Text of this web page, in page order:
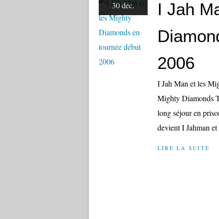
30 déc.
I Jah
2006
I Jah Man et les
Mighty Diamonds
long séjour en
devient I Jahman
LIRE LA SUITE